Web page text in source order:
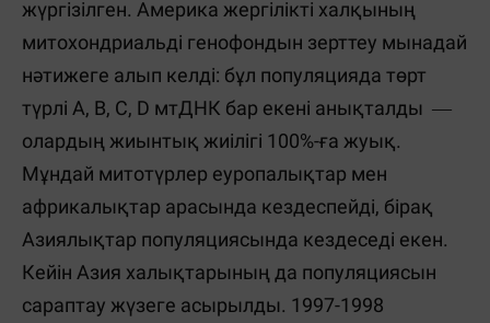
жүргізілген. Америка жергілікті халқының
митохондриальді генофондын зерттеу мынадай
нәтижеге алып келді: бұл популяцияда төрт
түрлі A, В, C, D мтДНК бар екені анықталды ―
олардың жиынтық жиілігі 100%-ға жуық.
Мұндай митотүрлер еуропалықтар мен
африкалықтар арасында кездеспейді, бірақ
Азиялықтар популяциясында кездеседі екен.
Кейін Азия халықтарының да популяциясын
сараптау жүзеге асырылды. 1997-1998